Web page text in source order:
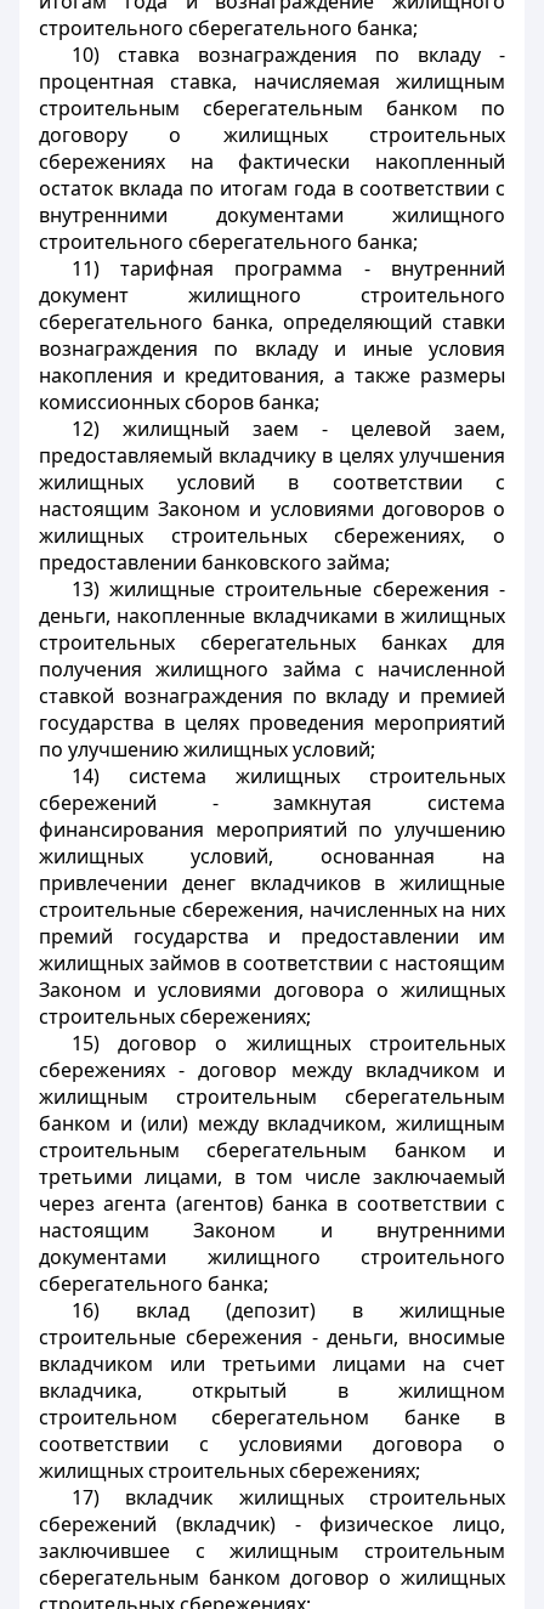
строительного сберегательного банка;
10) ставка вознаграждения по вкладу -
процентная ставка, начисляемая жилищным
строительным сберегательным банком по
договору о жилищных строительных
сбережениях на фактически накопленный
остаток вклада по итогам года в соответствии с
внутренними документами жилищного
строительного сберегательного банка;
11) тарифная программа - внутренний
документ жилищного строительного
сберегательного банка, определяющий ставки
вознаграждения по вкладу и иные условия
накопления и кредитования, а также размеры
комиссионных сборов банка;
12) жилищный заем - целевой заем,
предоставляемый вкладчику в целях улучшения
жилищных условий в соответствии с
настоящим Законом и условиями договоров о
жилищных строительных сбережениях, о
предоставлении банковского займа;
13) жилищные строительные сбережения -
деньги, накопленные вкладчиками в жилищных
строительных сберегательных банках для
получения жилищного займа с начисленной
ставкой вознаграждения по вкладу и премией
государства в целях проведения мероприятий
по улучшению жилищных условий;
14) система жилищных строительных
сбережений - замкнутая система
финансирования мероприятий по улучшению
жилищных условий, основанная на
привлечении денег вкладчиков в жилищные
строительные сбережения, начисленных на них
премий государства и предоставлении им
жилищных займов в соответствии с настоящим
Законом и условиями договора о жилищных
строительных сбережениях;
15) договор о жилищных строительных
сбережениях - договор между вкладчиком и
жилищным строительным сберегательным
банком и (или) между вкладчиком, жилищным
строительным сберегательным банком и
третьими лицами, в том числе заключаемый
через агента (агентов) банка в соответствии с
настоящим Законом и внутренними
документами жилищного строительного
сберегательного банка;
16) вклад (депозит) в жилищные
строительные сбережения - деньги, вносимые
вкладчиком или третьими лицами на счет
вкладчика, открытый в жилищном
строительном сберегательном банке в
соответствии с условиями договора о
жилищных строительных сбережениях;
17) вкладчик жилищных строительных
сбережений (вкладчик) - физическое лицо,
заключившее с жилищным строительным
сберегательным банком договор о жилищных